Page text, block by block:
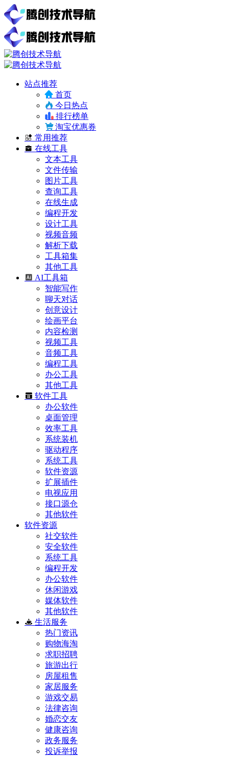
站点推荐
首页
今日热点
排行榜单
淘宝优惠券
常用推荐
在线工具
文本工具
文件传输
图片工具
查询工具
在线生成
编程开发
设计工具
视频音频
解析下载
工具箱集
其他工具
AI工具箱
智能写作
聊天对话
创意设计
绘画平台
内容检测
视频工具
音频工具
编程工具
办公工具
其他工具
软件工具
办公软件
桌面管理
效率工具
系统装机
驱动程序
系统工具
软件资源
扩展插件
电视应用
接口源仓
其他软件
软件资源
社交软件
安全软件
系统工具
编程开发
办公软件
休闲游戏
媒体软件
其他软件
生活服务
热门资讯
购物海淘
求职招聘
旅游出行
房屋租售
家居服务
游戏交易
法律咨询
婚恋交友
健康咨询
政务服务
投诉举报